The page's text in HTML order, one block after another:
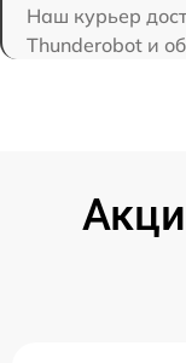
Наш курьер
Thunderobot и